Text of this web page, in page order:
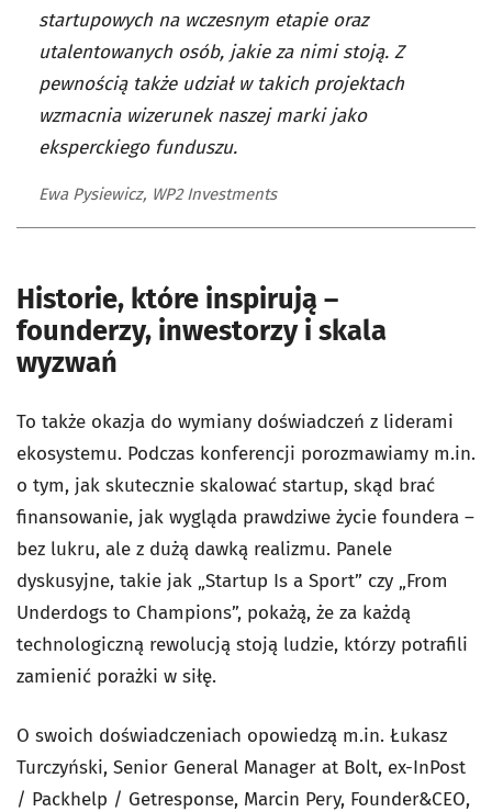
startupowych na wczesnym etapie oraz
utalentowanych osób, jakie za nimi stoją. Z
pewnością także udział w takich projektach
wzmacnia wizerunek naszej marki jako
eksperckiego funduszu.
Ewa Pysiewicz, WP2 Investments
Historie, które inspirują –
founderzy, inwestorzy i skala
wyzwań
To także okazja do wymiany doświadczeń z liderami
ekosystemu. Podczas konferencji porozmawiamy m.in.
o tym, jak skutecznie skalować startup, skąd brać
finansowanie, jak wygląda prawdziwe życie foundera –
bez lukru, ale z dużą dawką realizmu. Panele
dyskusyjne, takie jak „Startup Is a Sport” czy „From
Underdogs to Champions”, pokażą, że za każdą
technologiczną rewolucją stoją ludzie, którzy potrafili
zamienić porażki w siłę.
O swoich doświadczeniach opowiedzą m.in. Łukasz
Turczyński, Senior General Manager at Bolt, ex-InPost
/ Packhelp / Getresponse, Marcin Pery, Founder&CEO,